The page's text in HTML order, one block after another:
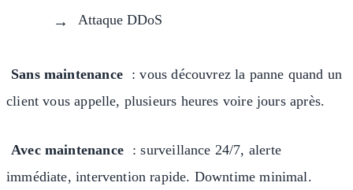
Attaque DDoS
Sans maintenance
: vous découvrez la panne quand un
client vous appelle, plusieurs heures voire jours après.
Avec maintenance
: surveillance 24/7, alerte
immédiate, intervention rapide. Downtime minimal.